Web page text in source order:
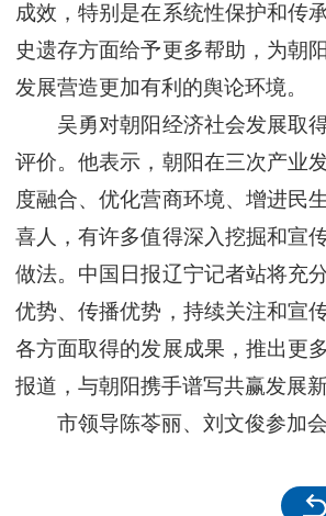
成效，特别是在系统性保护和传
史遗存方面给予更多帮助，为朝
发展营造更加有利的舆论环境。
吴勇对朝阳经济社会发展取得
评价。他表示，朝阳在三次产业
度融合、优化营商环境、增进民
喜人，有许多值得深入挖掘和宣
做法。中国日报辽宁记者站将充
优势、传播优势，持续关注和宣
各方面取得的发展成果，推出更
报道，与朝阳携手谱写共赢发展新
市领导陈苓丽、刘文俊参加会